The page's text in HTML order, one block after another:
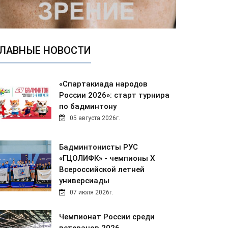
НОВОСТИ
«Спартакиада народов
России 2026»: старт турнира
по бадминтону
05 августа 2026г.
Бадминтонисты РУС
«ГЦОЛИФК» - чемпионы Х
Всероссийской летней
универсиады
07 июля 2026г.
Чемпионат России среди